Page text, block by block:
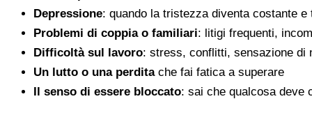
Depressione: quando la tristezza diventa costante
Problemi di coppia o familiari: litigi frequenti,
Difficoltà sul lavoro: stress, conflitti, sensazione di
Un lutto o una perditache fai fatica a superare
Il senso di essere bloccato: sai che qualcosa deve